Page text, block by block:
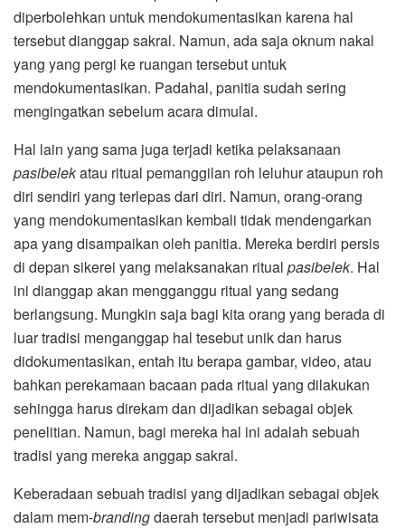
diperbolehkan untuk mendokumentasikan karena hal
tersebut dianggap sakral. Namun, ada saja oknum nakal
yang yang pergi ke ruangan tersebut untuk
mendokumentasikan. Padahal, panitia sudah sering
mengingatkan sebelum acara dimulai.
Hal lain yang sama juga terjadi ketika pelaksanaan
pasibelekatau ritual pemanggilan roh leluhur ataupun roh
diri sendiri yang terlepas dari diri. Namun, orang-orang
yang mendokumentasikan kembali tidak mendengarkan
apa yang disampaikan oleh panitia. Mereka berdiri persis
di depan sikerei yang melaksanakan ritual pasibelek. Hal
ini dianggap akan mengganggu ritual yang sedang
berlangsung. Mungkin saja bagi kita orang yang berada di
luar tradisi menganggap hal tesebut unik dan harus
didokumentasikan, entah itu berapa gambar, video, atau
bahkan perekamaan bacaan pada ritual yang dilakukan
sehingga harus direkam dan dijadikan sebagai objek
penelitian. Namun, bagi mereka hal ini adalah sebuah
tradisi yang mereka anggap sakral.
Keberadaan sebuah tradisi yang dijadikan sebagai objek
dalam mem-brandingdaerah tersebut menjadi pariwisata